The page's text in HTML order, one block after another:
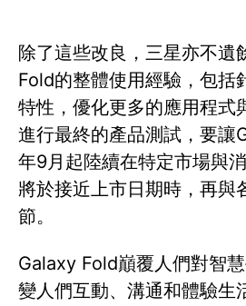
除了這些改良，三星亦不遺
Fold的整體使用經驗，包括
特性，優化更多的應用程式
進行最終的產品測試，要讓
年9月起陸續在特定市場與
將於接近上市日期時，再與
節。
Galaxy Fold巔覆人們對智
變人們互動、溝通和體驗生